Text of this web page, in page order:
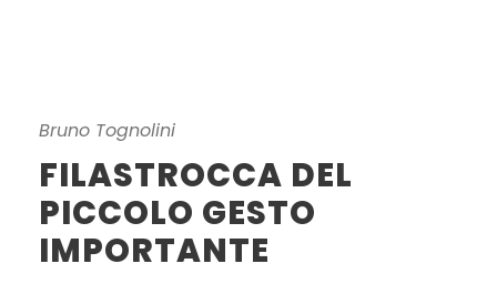
Bruno Tognolini
FILASTROCCA DEL
PICCOLO GESTO
IMPORTANTE